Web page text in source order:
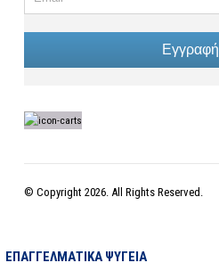
Εγγραφή
© Copyright 2026. All Rights Reserved.
ΕΠΑΓΓΕΛΜΑΤΙΚΑ ΨΥΓΕΙΑ